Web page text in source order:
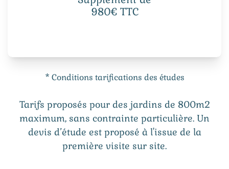
980€ TTC
* Conditions tarifications des études
Tarifs proposés pour des jardins de 800m2
maximum, sans contrainte particulière. Un
devis d’étude est proposé à l'issue de la
première visite sur site.